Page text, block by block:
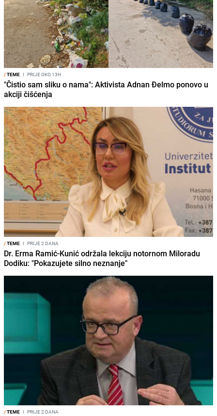
/TEME I PRIJE OKO 13H
"Čistio sam sliku o nama": Aktivista Adnan Đelmo ponovo u
akciji čišćenja
/TEME I PRIJE 2 DANA
Dr. Erma Ramić-Kunić održala lekciju notornom Miloradu
Dodiku: "Pokazujete silno neznanje"
/TEME I PRIJE 2 DANA